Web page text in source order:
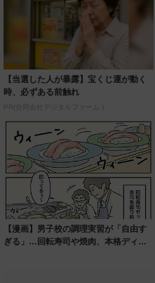
【当選した人が暴露】宝くじ運が動く
時、必ずある前触れ
PR(合同会社デジタルファーム )
【漫画】男子校の調理実習が「自由す
ぎる」…回転寿司や焼肉、本格ディナ